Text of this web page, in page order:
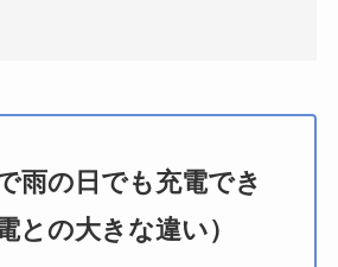
雨の日でも充電でき
との大きな違い）